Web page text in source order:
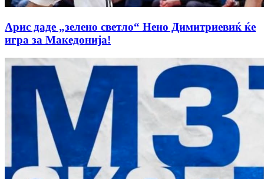
Арис даде „зелено светло“ Нено Димитриевиќ ќе
игра за Македонија!